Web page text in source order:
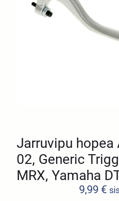
Jarruvipu hopea
02, Generic
MRX, Yamaha
9,99 €